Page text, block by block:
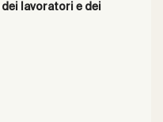
lavoratori e dei